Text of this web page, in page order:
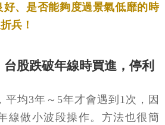
、是否能夠度過景氣低靡的時
兵！
股跌破年線時買進，停利
平均3年～5年才會遇到1次，因
線做小波段操作。方法也很簡